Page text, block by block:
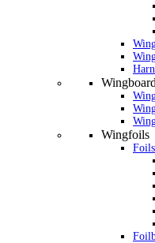
Wingfoils
Foils